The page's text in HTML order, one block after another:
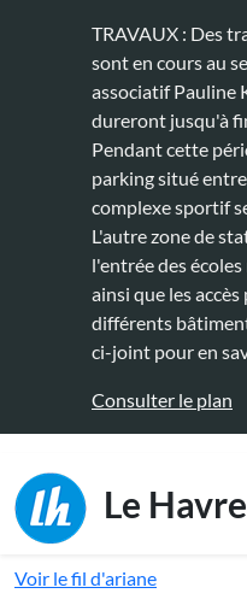
TRAVAUX : Des
sont en cours au
associatif Pauline
dureront jusqu'à
Pendant cette
parking situé
complexe sportif
L'autre zone de
l'entrée des
ainsi que les
différents
ci-joint pour en
Consulter le plan
Le Havre
Voir le fil d'ariane